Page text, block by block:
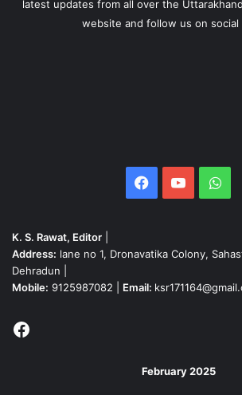
latest updates from all over the
website and follow us on social
Facebook
YouTube
K. S. Rawat, Editor
Address: lane no 1, Dronavatika Colony,
Dehradun |
Mobile: 9125987082 | Email:
Facebook
February 2025